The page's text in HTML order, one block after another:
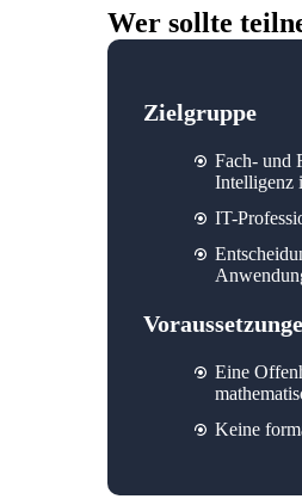
Wer sollte
Zielgruppe
Fach- und
Intelligenz
IT-
Eine
Keine